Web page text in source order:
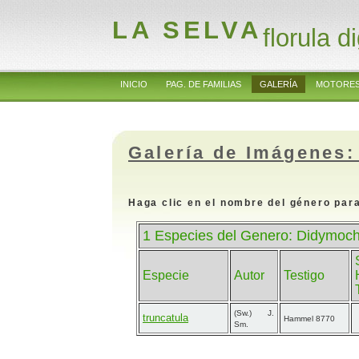
LA SELVAflorula
INICIO PAG. DE FAMILIAS GALERÍA
Galería de
Haga clic en el nombre del género
1 Especies del Genero:
Especie Autor Testigo
truncatula
(Sw.) J.
Sm.
Hammel 8770